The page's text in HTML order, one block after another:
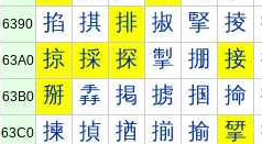
6390 掐 掑 排 掓 掔 掕
63A0 掠 採 探 掣 掤 接
63B0 掰 掱 掲 掳 掴 掵
63C0 揀 揁 揂 揃 揄 揅